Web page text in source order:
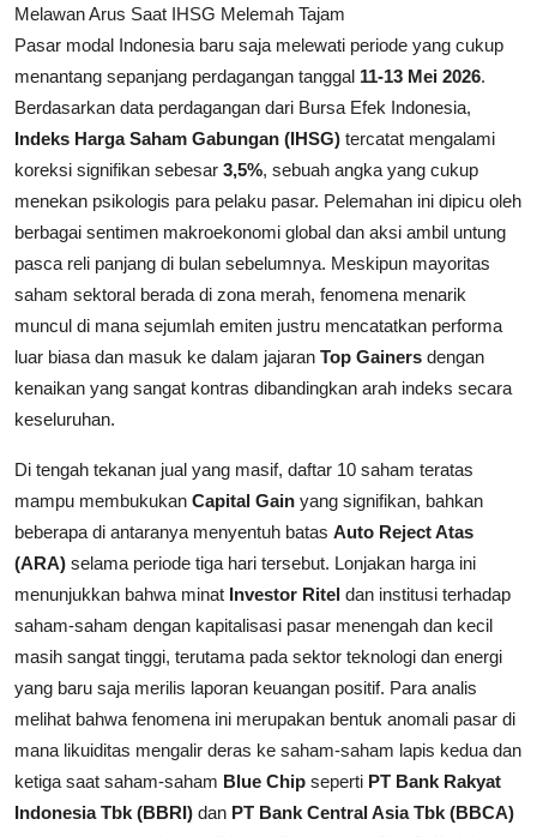
Melawan Arus Saat IHSG Melemah Tajam
Pasar modal Indonesia baru saja melewati periode yang cukup
menantang sepanjang perdagangan tanggal 11-13 Mei 2026.
Berdasarkan data perdagangan dari Bursa Efek Indonesia,
Indeks Harga Saham Gabungan (IHSG) tercatat mengalami
koreksi signifikan sebesar 3,5%, sebuah angka yang cukup
menekan psikologis para pelaku pasar. Pelemahan ini dipicu oleh
berbagai sentimen makroekonomi global dan aksi ambil untung
pasca reli panjang di bulan sebelumnya. Meskipun mayoritas
saham sektoral berada di zona merah, fenomena menarik
muncul di mana sejumlah emiten justru mencatatkan performa
luar biasa dan masuk ke dalam jajaran Top Gainers dengan
kenaikan yang sangat kontras dibandingkan arah indeks secara
keseluruhan.
Di tengah tekanan jual yang masif, daftar 10 saham teratas
mampu membukukan Capital Gain yang signifikan, bahkan
beberapa di antaranya menyentuh batas Auto Reject Atas
(ARA) selama periode tiga hari tersebut. Lonjakan harga ini
menunjukkan bahwa minat Investor Ritel dan institusi terhadap
saham-saham dengan kapitalisasi pasar menengah dan kecil
masih sangat tinggi, terutama pada sektor teknologi dan energi
yang baru saja merilis laporan keuangan positif. Para analis
melihat bahwa fenomena ini merupakan bentuk anomali pasar di
mana likuiditas mengalir deras ke saham-saham lapis kedua dan
ketiga saat saham-saham Blue Chip seperti PT Bank Rakyat
Indonesia Tbk (BBRI) dan PT Bank Central Asia Tbk (BBCA)